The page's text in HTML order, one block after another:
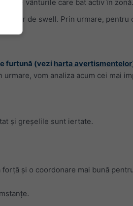
de vânturile care bat activ în zonă.
de swell. Prin urmare,
furtună (vezi harta avertismentelor
vom analiza acum cei mai
și greșelile sunt iertate.
și o coordonare mai bună